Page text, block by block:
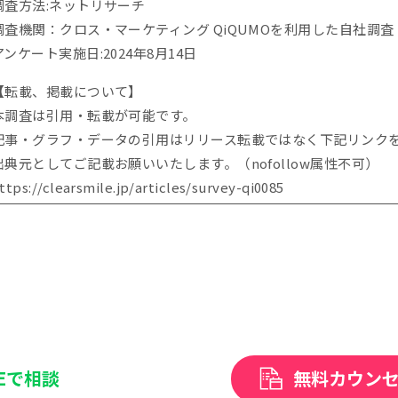
査方法:ネットリサーチ
査機関：クロス・マーケティング QiQUMOを利用した自社調査
ンケート実施日:2024年8月14日
転載、掲載について】
調査は引用・転載が可能です。
事・グラフ・データの引用はリリース転載ではなく下記リンク
典元としてご記載お願いいたします。（nofollow属性不可）
clearsmile.jp/articles/survey-qi0085
相談 無料カウン